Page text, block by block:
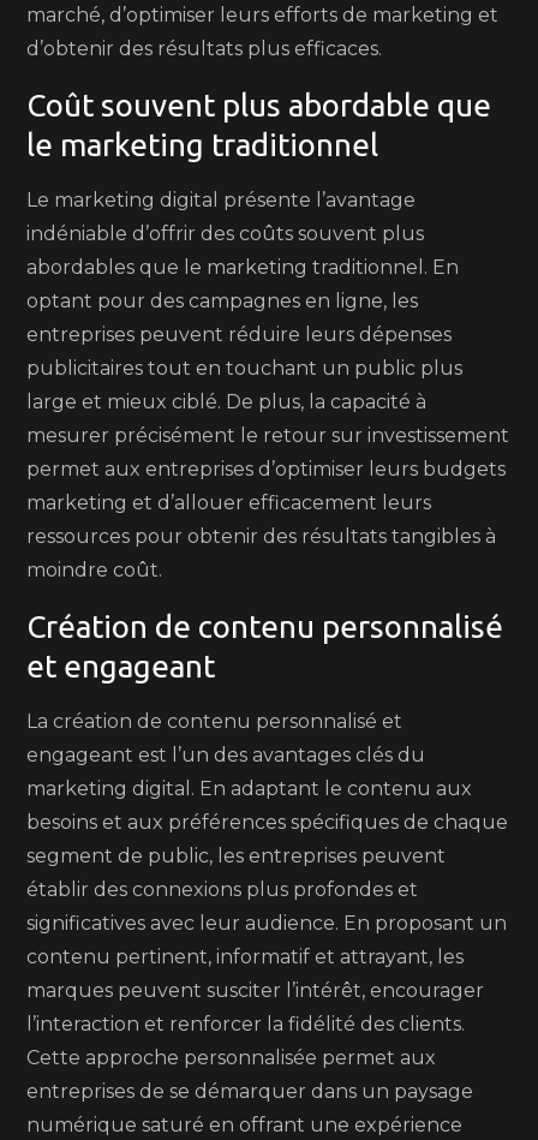
marché, d’optimiser leurs efforts de marketing et
d’obtenir des résultats plus efficaces.
Coût souvent plus abordable que
le marketing traditionnel
Le marketing digital présente l’avantage
indéniable d’offrir des coûts souvent plus
abordables que le marketing traditionnel. En
optant pour des campagnes en ligne, les
entreprises peuvent réduire leurs dépenses
publicitaires tout en touchant un public plus
large et mieux ciblé. De plus, la capacité à
mesurer précisément le retour sur investissement
permet aux entreprises d’optimiser leurs budgets
marketing et d’allouer efficacement leurs
ressources pour obtenir des résultats tangibles à
moindre coût.
Création de contenu personnalisé
et engageant
La création de contenu personnalisé et
engageant est l’un des avantages clés du
marketing digital. En adaptant le contenu aux
besoins et aux préférences spécifiques de chaque
segment de public, les entreprises peuvent
établir des connexions plus profondes et
significatives avec leur audience. En proposant un
contenu pertinent, informatif et attrayant, les
marques peuvent susciter l’intérêt, encourager
l’interaction et renforcer la fidélité des clients.
Cette approche personnalisée permet aux
entreprises de se démarquer dans un paysage
numérique saturé en offrant une expérience